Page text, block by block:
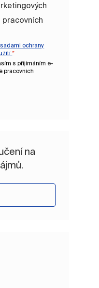
pracovních
ochrany
*
s přijímáním e-
pracovních
na